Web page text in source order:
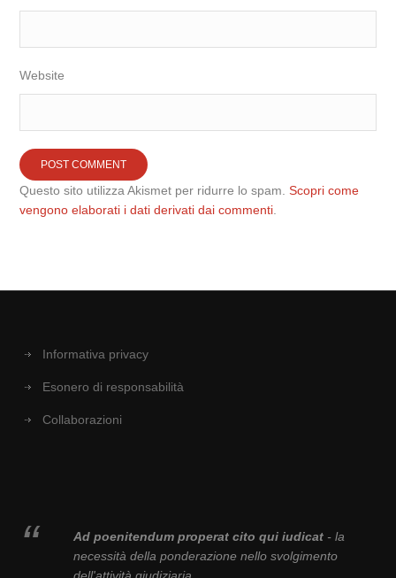
Website
Questo sito utilizza Akismet per ridurre lo spam.Scopri come
vengono elaborati i dati derivati dai commenti
Informativa privacy
Esonero di responsabilità
Collaborazioni
Ad poenitendum properat cito qui iudicat- la
necessità della ponderazione nello svolgimento